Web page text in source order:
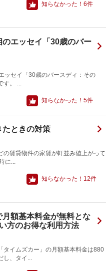
知らなかった！ 6件
エッセイ「30歳のバー
ッセイ「30歳のバースディ：その
す。 ...
知らなかった！ 5件
たときの対策
の賃貸物件の家賃が軒並み値上がって
に...
知らなかった！ 12件
月額基本料金が無料とな
方のお得な利用方法
タイムズカー」の月額基本料金は880
し、タイ...